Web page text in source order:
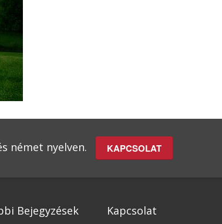
német nyelven. KAPCSOLAT
Bejegyzések Kapcsolat